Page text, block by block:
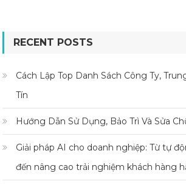
RECENT POSTS
Cách Lập Top Danh Sách Công Ty,
Tín
Hướng Dẫn Sử Dụng, Bảo Trì Và Sửa
Giải pháp AI cho doanh nghiệp: Từ tự
đến nâng cao trải nghiệm khách hàng